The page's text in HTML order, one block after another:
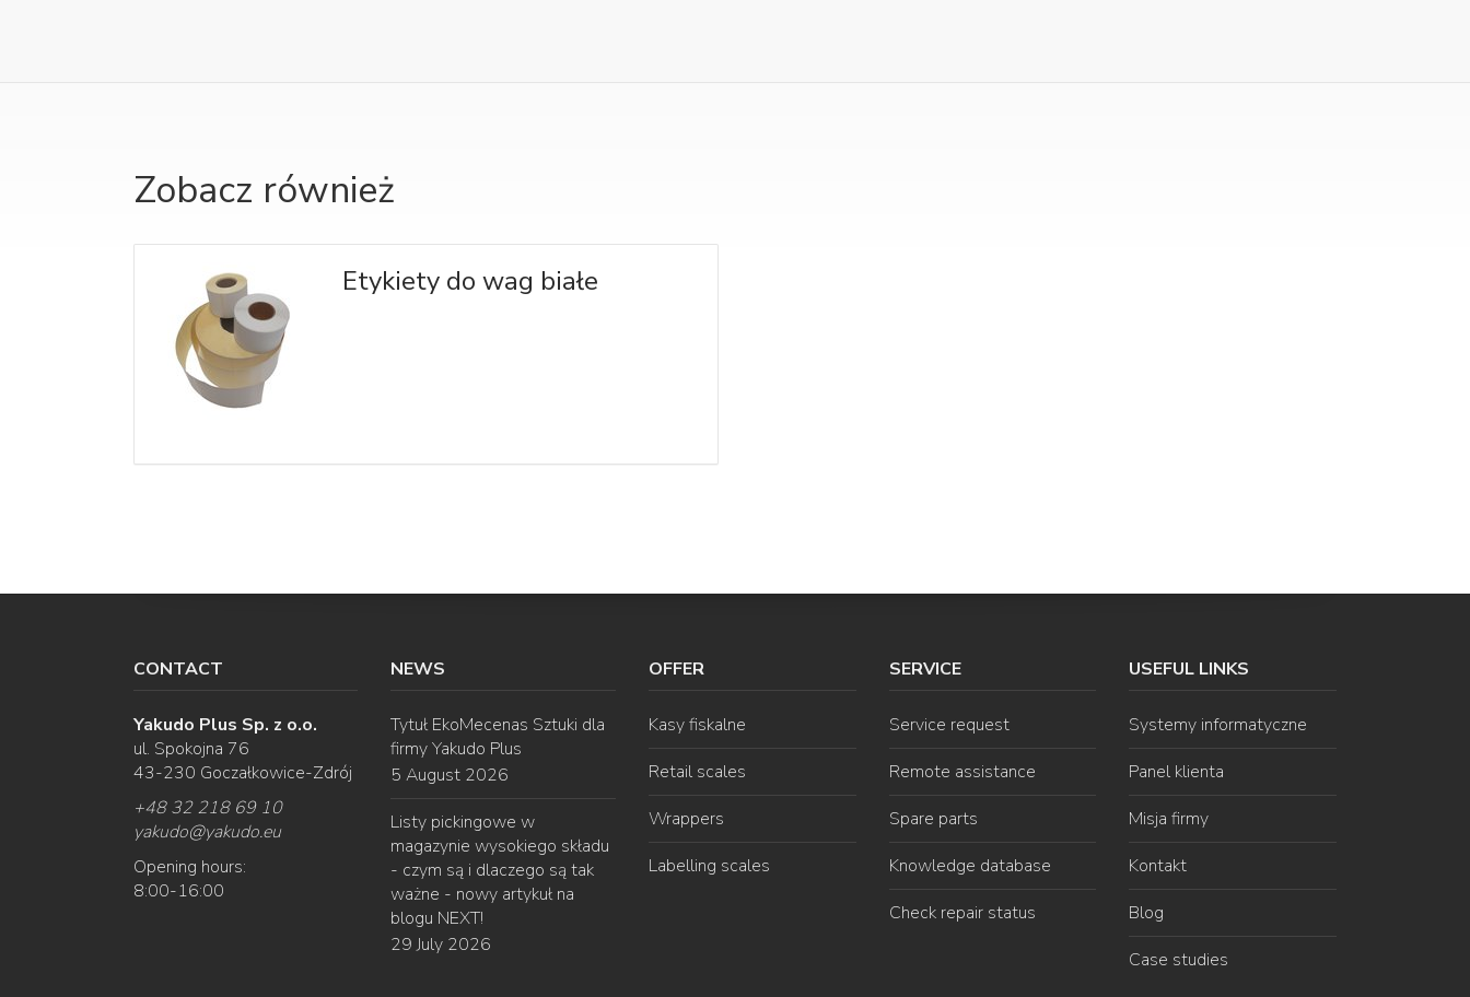
Zobacz również
Etykiety do wag białe
CONTACT
Yakudo Plus Sp. z o.o.
ul. Spokojna 76
43-230 Goczałkowice-Zdrój
+48 32 218 69 10
yakudo@yakudo.eu
Opening hours:
8:00-16:00
NEWS
Tytuł EkoMecenas Sztuki dla
firmy Yakudo Plus
5 August 2026
Listy pickingowe w
magazynie wysokiego składu
- czym są i dlaczego są tak
ważne - nowy artykuł na
blogu NEXT!
29 July 2026
OFFER
Kasy fiskalne
Retail scales
Wrappers
Labelling scales
SERVICE
Service request
Remote assistance
Spare parts
Knowledge database
Check repair status
USEFUL LINKS
Systemy informatyczne
Panel klienta
Misja firmy
Kontakt
Blog
Case studies